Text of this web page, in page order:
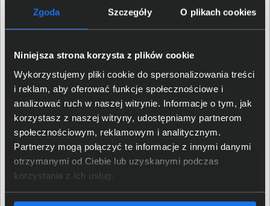
Zgoda Szczegóły O plikach cookies
Niniejsza strona korzysta z plików cookie
Wykorzystujemy pliki cookie do spersonalizowania treści
i reklam, aby oferować funkcje społecznościowe i
analizować ruch w naszej witrynie. Informacje o tym, jak
korzystasz z naszej witryny, udostępniamy partnerom
społecznościowym, reklamowym i analitycznym.
Partnerzy mogą połączyć te informacje z innymi danymi
otrzymanymi od Ciebie lub uzyskanymi podczas
korzystania z ich usług.
iPadOS 26 oferuje nowy styl Liquid Glass oraz
okien poprawia kontrolę nad projektami i koncentrację
na zadaniach. Interfejs pozostaje przejrzysty, a obsługa
aplikacji profesjonalnych staje się bardziej efektywna.
Łączność WiFi 6E i 5G zapewnia wysoką szybkość
przesyłu w domu, pracy i w podróży. Touch ID w górnym
przycisku ułatwia bezpieczne odblokowanie i logowanie.